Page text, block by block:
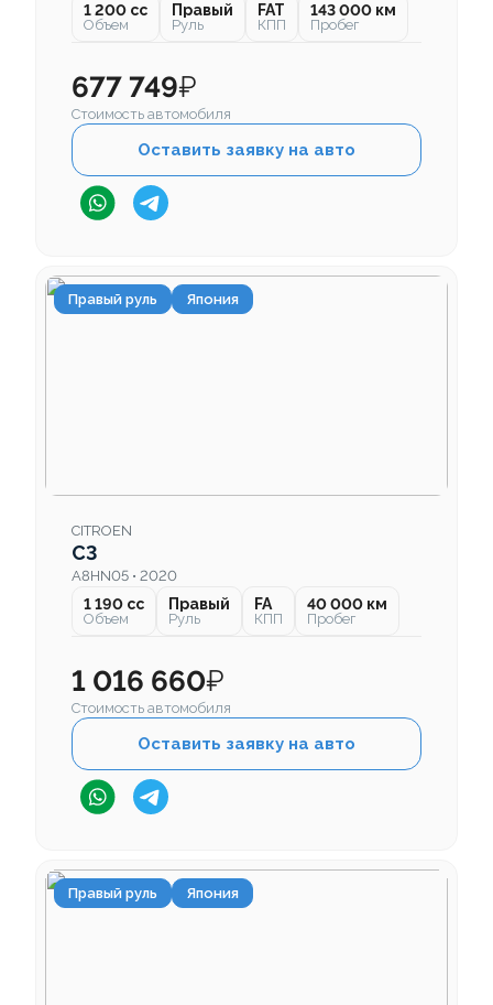
1 200 cc
Объем
Правый
Руль
FAT
КПП
143 000 км
Пробег
677 749₽
Стоимость автомобиля
Оставить заявку на авто
Правый руль Япония
CITROEN
C3
A8HN05 • 2020
1 190 cc
Объем
Правый
Руль
FA
КПП
40 000 км
Пробег
1 016 660₽
Стоимость автомобиля
Оставить заявку на авто
Правый руль Япония